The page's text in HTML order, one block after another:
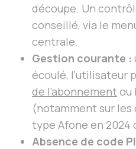
découpe. Un
conseillé, via le
centrale.
Gestion courante :
écoulé, l’utilisateur
de l’abonnement ou
(notamment sur les
type Afone en 2024
Absence de code